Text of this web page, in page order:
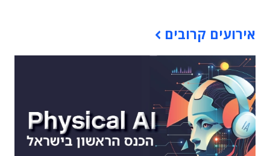
אירועים קרובים